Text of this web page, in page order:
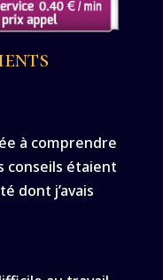
à comprendre
conseils étaient
dont j’avais